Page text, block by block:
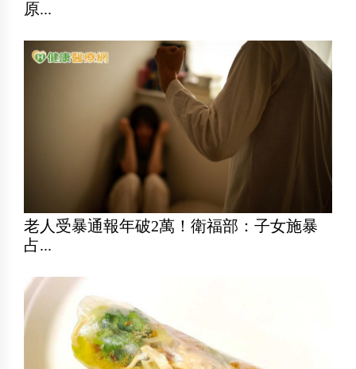
原...
老人受暴通報年破2萬！衛福部：子女施暴
占...